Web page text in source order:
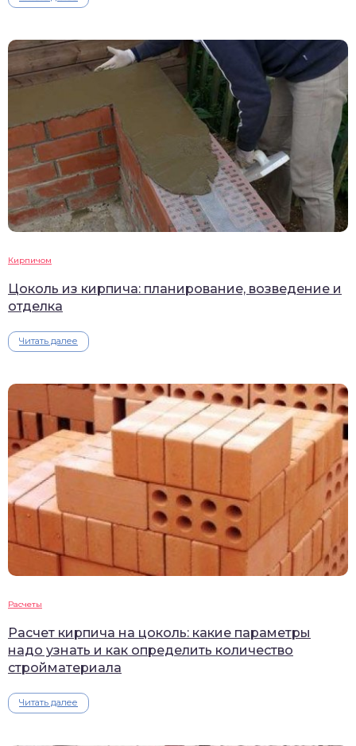
Кирпичом
Цоколь из кирпича: планирование, возведение и
отделка
Читать далее
Расчеты
Расчет кирпича на цоколь: какие параметры
надо узнать и как определить количество
стройматериала
Читать далее